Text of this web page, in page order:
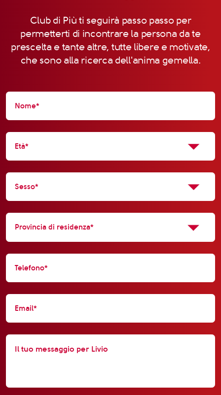
Club di Più ti seguirà passo passo per
permetterti di incontrare la persona da te
prescelta e tante altre, tutte libere e motivate,
che sono alla ricerca dell'anima gemella.